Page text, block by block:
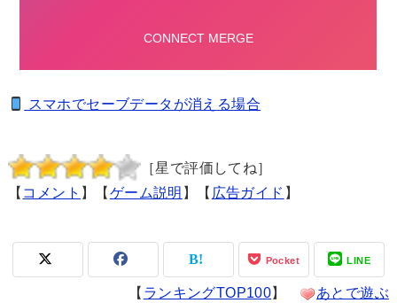
スマホでセーブデータが消える場合
［星で評価してね］
【 コメント 】【 ゲーム説明 】【 広告ガイド 】
Pocket LINE
【 ランキングTOP100】 あとで遊ぶ